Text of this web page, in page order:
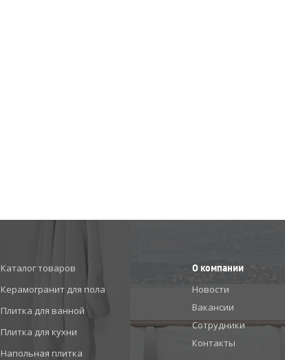
Каталог товаров
Керамогранит для пола
Плитка для ванной
Плитка для кухни
Напольная плитка
О компании
Новости
Вакансии
Сотрудники
Контакты